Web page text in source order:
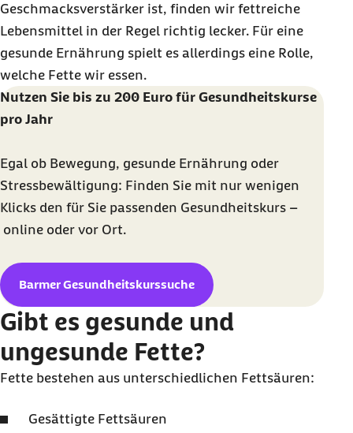
Geschmacksverstärker ist, finden wir fettreiche
Lebensmittel in der Regel richtig lecker. Für eine
gesunde Ernährung spielt es allerdings eine Rolle,
welche Fette wir essen.
Nutzen Sie bis zu 200 Euro für Gesundheitskurse
pro Jahr
Egal ob Bewegung, gesunde Ernährung oder
Stressbewältigung: Finden Sie mit nur wenigen
Klicks den für Sie passenden Gesundheitskurs –
online oder vor Ort.
Barmer Gesundheitskurssuche
Gibt es gesunde und
ungesunde Fette?
Fette bestehen aus unterschiedlichen Fettsäuren:
Gesättigte Fettsäuren